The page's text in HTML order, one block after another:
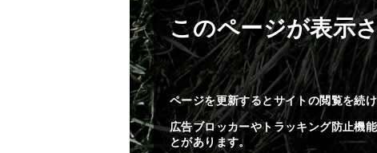
このページが表示
ページを更新するとサイトの閲覧を続
広告ブロッカーやトラッキング防止機
とがあります。